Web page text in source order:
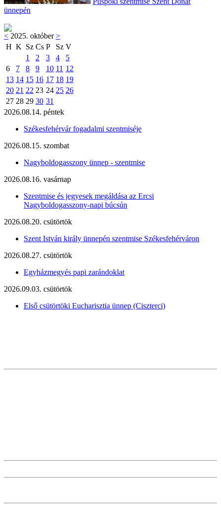
ünnepén
< 2025. október>
H K Sz Cs P Sz V
1
2 3 4
5
6
7 8 9 10 11 12
13 14 15 16 17 18 19
20 21 22 23 24 25 26
27 28 29 30 31
2026.08.14. péntek
Székesfehérvár fogadalmi szentmiséje
2026.08.15. szombat
Nagyboldogasszony ünnep - szentmise
2026.08.16. vasárnap
Szentmise és jegyesek megáldása az Ercsi
Nagyboldogasszony-napi búcsún
2026.08.20. csütörtök
Szent István király ünnepén szentmise Székesfehérváron
2026.08.27. csütörtök
Egyházmegyés papi zarándoklat
2026.09.03. csütörtök
Első csütörtöki Eucharisztia ünnep (Ciszterci)